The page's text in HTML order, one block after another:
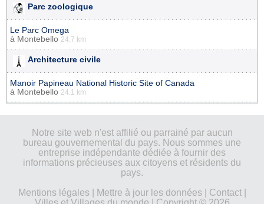
Parc zoologique
Le Parc Omega
à Montebello 24.7 km
Architecture civile
Manoir Papineau National Historic Site of Canada
à Montebello 24.1 km
Notre site web n'est affilié ou parrainé par aucun
bureau gouvernemental du pays. Nous sommes une
entreprise indépendante dédiée à fournir des
informations précieuses aux citoyens et résidents du
pays.
Mentions légales| Mettre à jour les données| Contact|